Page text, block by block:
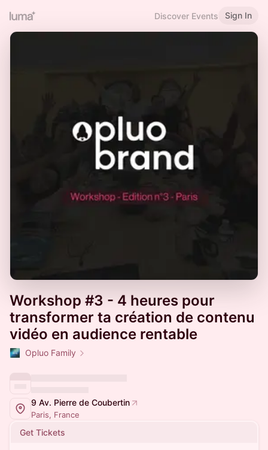
Discover Events Sign In
Workshop #3 - 4 heures pour
transformer ta création de contenu
vidéo en audience rentable
Opluo Family
9 Av. Pierre de Coubertin
Paris, France
Get Tickets